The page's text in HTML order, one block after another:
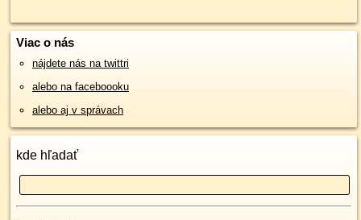
Viac o nás
nájdete nás na twittri
alebo na faceboooku
alebo aj v správach
kde hľadať